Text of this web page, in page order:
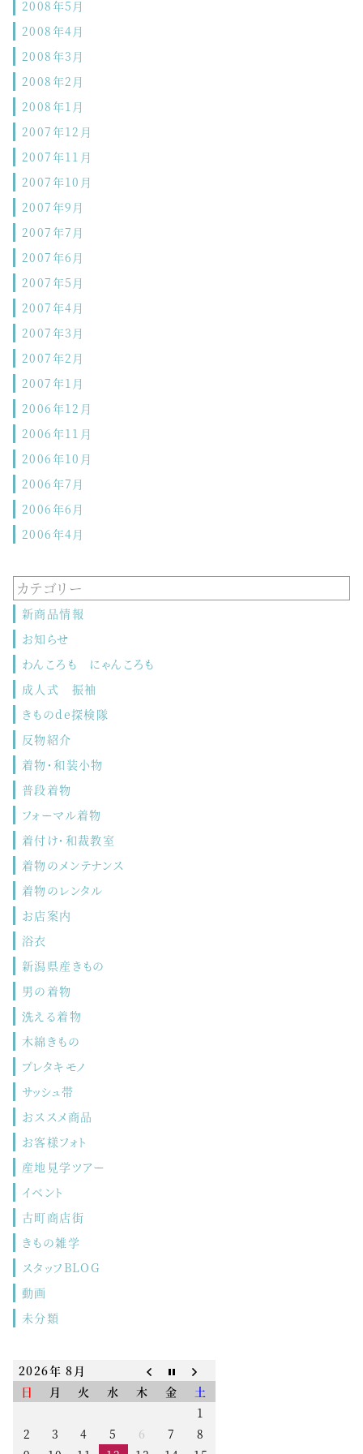
2008年5月
2008年4月
2008年3月
2008年2月
2008年1月
2007年12月
2007年11月
2007年10月
2007年9月
2007年7月
2007年6月
2007年5月
2007年4月
2007年3月
2007年2月
2007年1月
2006年12月
2006年11月
2006年10月
2006年7月
2006年6月
2006年4月
カテゴリー
新商品情報
お知らせ
わんころも にゃんころも
成人式 振袖
きものde探検隊
反物紹介
着物・和装小物
普段着物
フォーマル着物
着付け・和裁教室
着物のメンテナンス
着物のレンタル
お店案内
浴衣
新潟県産きもの
男の着物
洗える着物
木綿きもの
プレタキモノ
サッシュ帯
おススメ商品
お客様フォト
産地見学ツアー
イベント
古町商店街
きもの雑学
スタッフBLOG
動画
未分類
2026年 8月
日
月 火 水 木 金
土
1
2
3 4 5 6 7
8